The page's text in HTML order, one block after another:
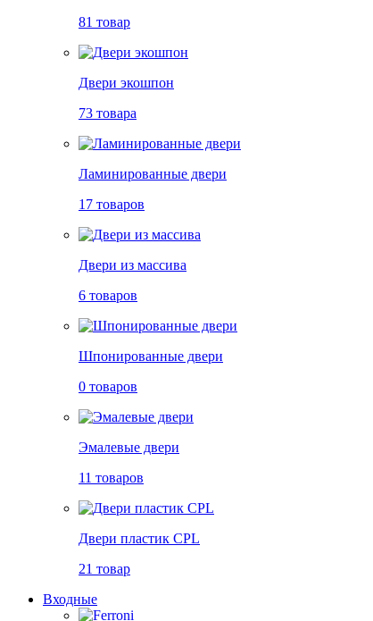
81 товар
Двери экошпон
73 товара
Ламинированные двери
17 товаров
Двери из массива
6 товаров
Шпонированные двери
0 товаров
Эмалевые двери
11 товаров
Двери пластик CPL
21 товар
Входные